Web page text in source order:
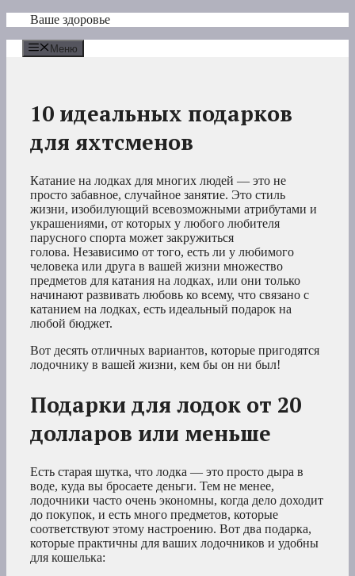
Перейти
содержимому
Ваше здоровье
Меню
10 идеальных подарков
для яхтсменов
Катание на лодках для многих людей — это не
просто забавное, случайное занятие. Это стиль
жизни, изобилующий всевозможными атрибутами и
украшениями, от которых у любого любителя
парусного спорта может закружиться
голова. Независимо от того, есть ли у любимого
человека или друга в вашей жизни множество
предметов для катания на лодках, или они только
начинают развивать любовь ко всему, что связано с
катанием на лодках, есть идеальный подарок на
любой бюджет.
Вот десять отличных вариантов, которые пригодятся
лодочнику в вашей жизни, кем бы он ни был!
Подарки для лодок от 20
долларов или меньше
Есть старая шутка, что лодка — это просто дыра в
воде, куда вы бросаете деньги. Тем не менее,
лодочники часто очень экономны, когда дело доходит
до покупок, и есть много предметов, которые
соответствуют этому настроению. Вот два подарка,
которые практичны для ваших лодочников и удобны
для кошелька: